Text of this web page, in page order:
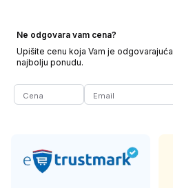
Ne odgovara vam cena?
Upišite cenu koja Vam je
najbolju ponudu.